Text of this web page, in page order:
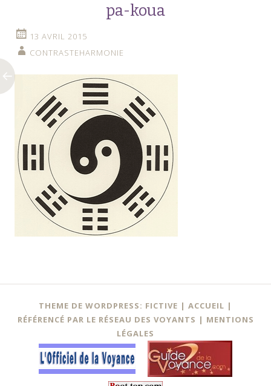
pa-koua
13 AVRIL 2015
CONTRASTEHARMONIE
Navigation
des
articles
THEME DE WORDPRESS: FICTIVE | ACCUEIL |
RÉFÉRENCÉ PAR LE RÉSEAU DES VOYANTS | MENTIONS
LÉGALES